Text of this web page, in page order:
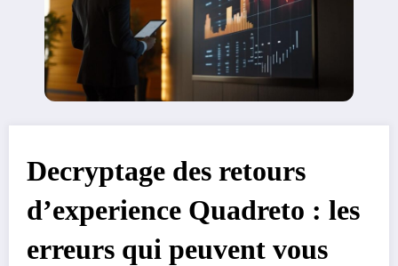
Decryptage des retours
d’experience Quadreto : les
erreurs qui peuvent vous